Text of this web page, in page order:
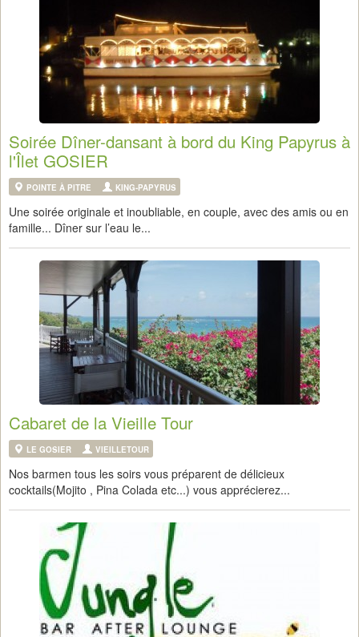
Soirée Dîner-dansant à bord du King Papyrus à
l'Îlet GOSIER
POINTE À PITRE KING-PAPYRUS
Une soirée originale et inoubliable, en couple, avec des amis ou en
famille... Dîner sur l’eau le...
Cabaret de la Vieille Tour
LE GOSIER VIEILLETOUR
Nos barmen tous les soirs vous préparent de délicieux
cocktails(Mojito , Pina Colada etc...) vous apprécierez...